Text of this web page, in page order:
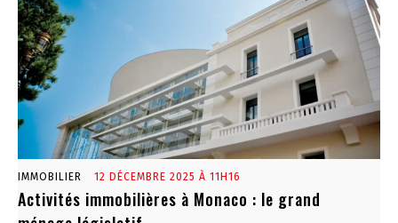
IMMOBILIER 12 DÉCEMBRE 2025 À 11H16
Activités immobilières à Monaco : le grand